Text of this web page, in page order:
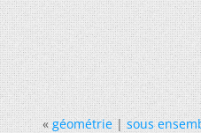
« géométrie|sous